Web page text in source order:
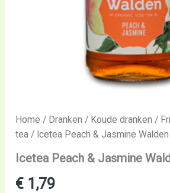
Home / Dranken / Koude dranken /
tea / Icetea Peach & Jasmine Walden
Icetea Peach & Jasmine
€ 1,79